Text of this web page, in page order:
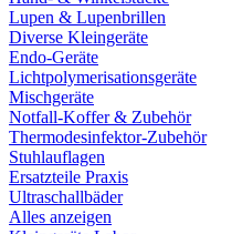
Lupen & Lupenbrillen
Diverse Kleingeräte
Endo-Geräte
Lichtpolymerisationsgeräte
Mischgeräte
Notfall-Koffer & Zubehör
Thermodesinfektor-Zubehör
Stuhlauflagen
Ersatzteile Praxis
Ultraschallbäder
Alles anzeigen